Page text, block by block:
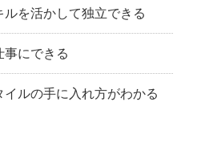
ルを活かして独立できる
事にできる
イルの手に入れ方がわかる